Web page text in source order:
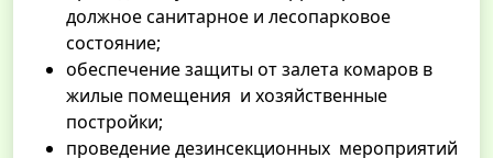
должное санитарное и лесопарковое
состояние;
обеспечение защиты от залета комаров в
жилые помещения и хозяйственные
постройки;
проведение дезинсекционных мероприятий